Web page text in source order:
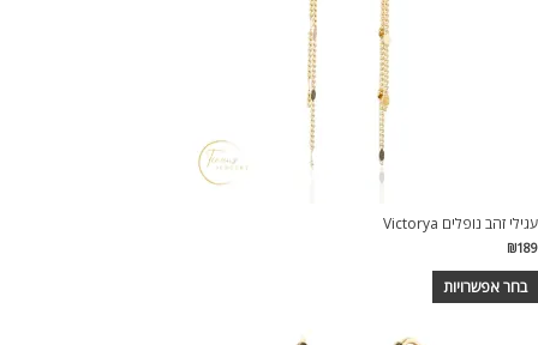
עגילי זהב נופלים Victorya
₪189
בחר אפשרויות